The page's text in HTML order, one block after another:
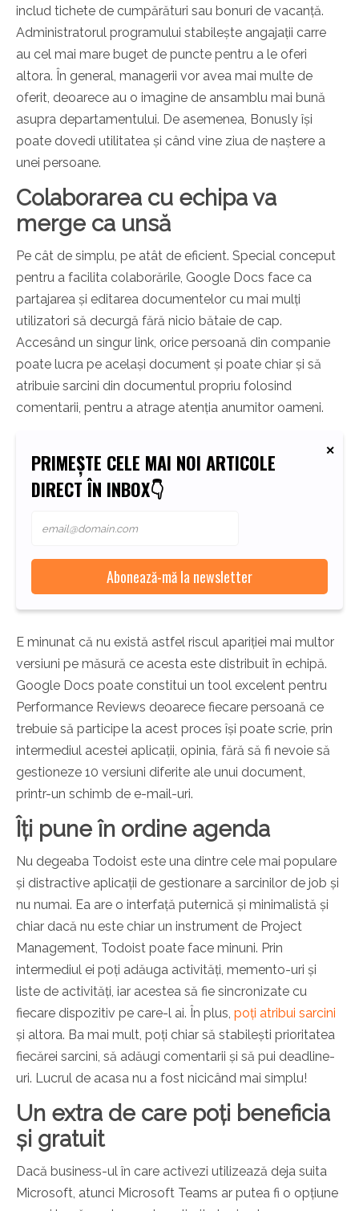
includ tichete de cumpărături sau bonuri de vacanță.
Administratorul programului stabilește angajații carre
au cel mai mare buget de puncte pentru a le oferi
altora. În general, managerii vor avea mai multe de
oferit, deoarece au o imagine de ansamblu mai bună
asupra departamentului. De asemenea, Bonusly își
poate dovedi utilitatea și când vine ziua de naștere a
unei persoane.
Colaborarea cu echipa va
merge ca unsă
Pe cât de simplu, pe atât de eficient. Special conceput
pentru a facilita colaborările, Google Docs face ca
partajarea și editarea documentelor cu mai mulți
utilizatori să decurgă fără nicio bătaie de cap.
Accesând un singur link, orice persoană din companie
poate lucra pe același document și poate chiar și să
atribuie sarcini din documentul propriu folosind
comentarii, pentru a atrage atenția anumitor oameni.
PRIMEȘTE CELE MAI NOI ARTICOLE
DIRECT ÎN INBOX👇
E minunat că nu există astfel riscul apariției mai multor
versiuni pe măsură ce acesta este distribuit în echipă.
Google Docs poate constitui un tool excelent pentru
Performance Reviews deoarece fiecare persoană ce
trebuie să participe la acest proces își poate scrie, prin
intermediul acestei aplicații, opinia, fără să fi nevoie să
gestioneze 10 versiuni diferite ale unui document,
printr-un schimb de e-mail-uri.
Îți pune în ordine agenda
Nu degeaba Todoist este una dintre cele mai populare
și distractive aplicații de gestionare a sarcinilor de job și
nu numai. Ea are o interfață puternică și minimalistă și
chiar dacă nu este chiar un instrument de Project
Management, Todoist poate face minuni. Prin
intermediul ei poți adăuga activități, memento-uri și
liste de activități, iar acestea să fie sincronizate cu
fiecare dispozitiv pe care-l ai. În plus, poți atribui sarcini
și altora. Ba mai mult, poți chiar să stabilești prioritatea
fiecărei sarcini, să adăugi comentarii și să pui deadline-
uri. Lucrul de acasa nu a fost nicicând mai simplu!
Un extra de care poți beneficia
și gratuit
Dacă business-ul în care activezi utilizează deja suita
Microsoft, atunci Microsoft Teams ar putea fi o opțiune